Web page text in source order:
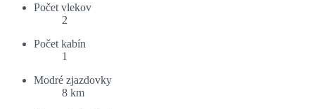
Počet vlekov
2
Počet kabín
1
Modré zjazdovky
8 km